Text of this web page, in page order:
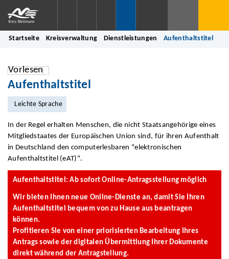
Startseite Kreisverwaltung Dienstleistungen Aufenthaltstitel
Vorlesen
Aufenthaltstitel
Leichte Sprache
In der Regel erhalten Menschen, die nicht Staatsangehörige eines
Mitgliedstaates der Europäischen Union sind, für ihren Aufenthalt
in Deutschland den computerlesbaren "elektronischen
Aufenthaltstitel (eAT)".
Aufenthaltstitel: Ab sofort Online-Antragsstellung möglich
Wir bieten Ihnen neue Online-Dienste an, damit Sie Ihren
Aufenthaltstitel bequem von zu Hause aus beantragen
können.
Profitieren Sie von einer priorisierten Bearbeitung Ihres
Antrags sowie der digitalen Übermittlung Ihrer Dokumente
direkt während der Antragstellung.